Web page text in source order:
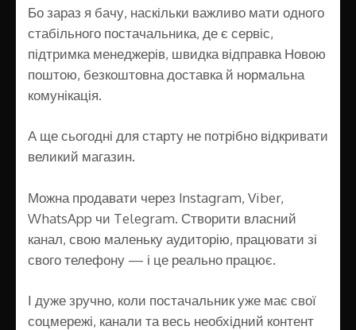
Бо зараз я бачу, наскільки важливо мати одного
стабільного постачальника, де є сервіс,
підтримка менеджерів, швидка відправка Новою
поштою, безкоштовна доставка й нормальна
комунікація.
А ще сьогодні для старту не потрібно відкривати
великий магазин.
Можна продавати через Instagram, Viber,
WhatsApp чи Telegram. Створити власний
канал, свою маленьку аудиторію, працювати зі
свого телефону — і це реально працює.
І дуже зручно, коли постачальник уже має свої
соцмережі, канали та весь необхідний контент